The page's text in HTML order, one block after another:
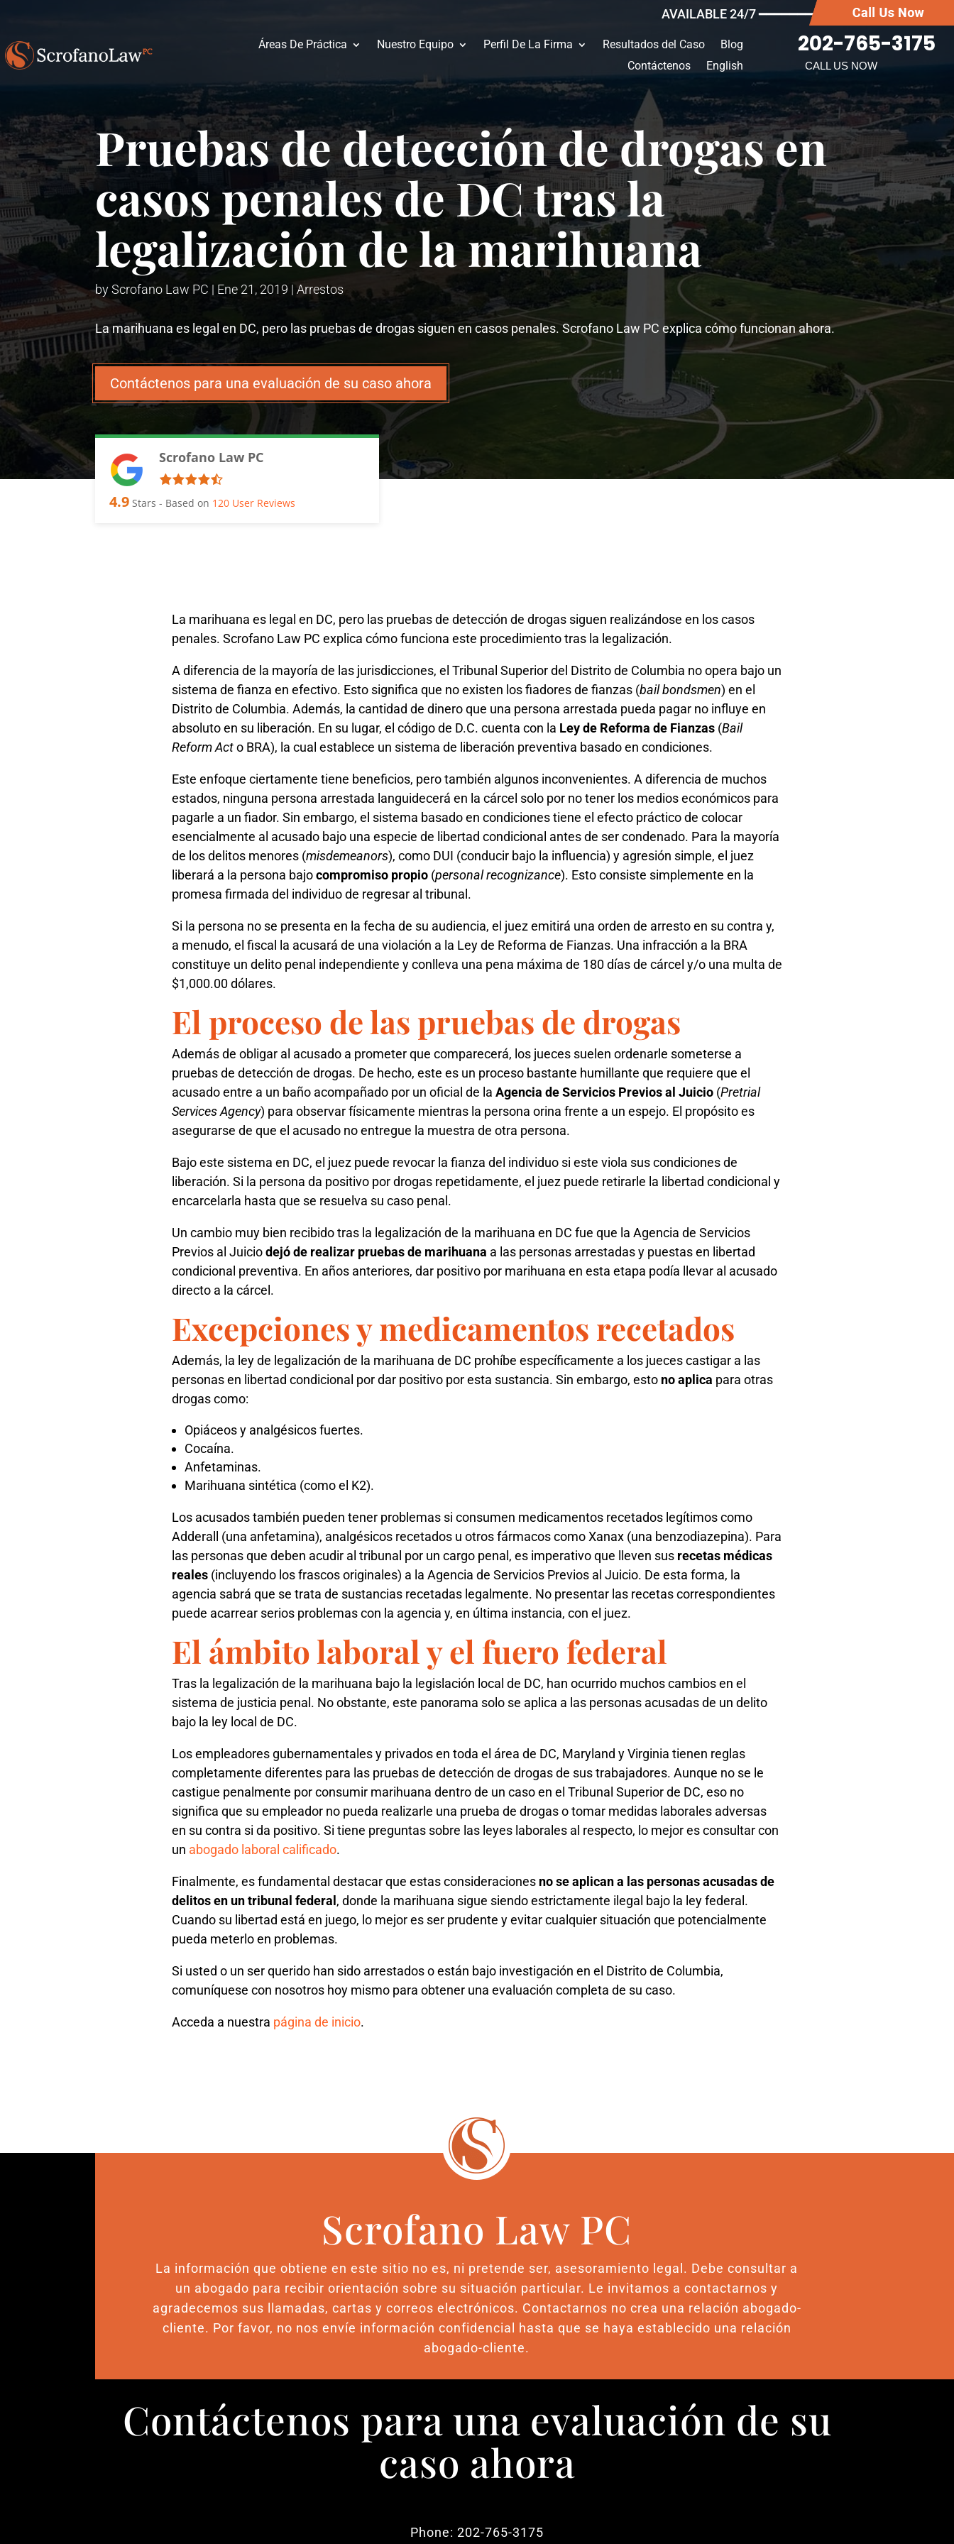
AVAILABLE 24/7 ━━━━━━━
Áreas De Práctica Nuestro Equipo Perfil De La Firma Resultados del Caso
Blog
Contáctenos
English
202-765-3175
CALL US NOW
Pruebas de detección de drogas en
casos penales de DC tras la
legalización de la marihuana
byScrofano Law PC | Ene 21, 2019 |Arrestos
La marihuana es legal en DC, pero las pruebas de drogas siguen en casos penales. Scrofano Law PC explica cómo funcionan ahora.
Contáctenos para una evaluación de su caso ahora
Scrofano Law PC
4.9 Stars - Based on 120 User Reviews
La marihuana es legal en DC, pero las pruebas de detección de drogas siguen realizándose en los casos
penales. Scrofano Law PC explica cómo funciona este procedimiento tras la legalización.
A diferencia de la mayoría de las jurisdicciones, el Tribunal Superior del Distrito de Columbia no opera bajo un
sistema de fianza en efectivo. Esto significa que no existen los fiadores de fianzas (bail bondsmen) en el
Distrito de Columbia. Además, la cantidad de dinero que una persona arrestada pueda pagar no influye en
absoluto en su liberación. En su lugar, el código de D.C. cuenta con la Ley de Reforma de Fianzas(Bail
Reform Acto BRA), la cual establece un sistema de liberación preventiva basado en condiciones.
Este enfoque ciertamente tiene beneficios, pero también algunos inconvenientes. A diferencia de muchos
estados, ninguna persona arrestada languidecerá en la cárcel solo por no tener los medios económicos para
pagarle a un fiador. Sin embargo, el sistema basado en condiciones tiene el efecto práctico de colocar
esencialmente al acusado bajo una especie de libertad condicional antes de ser condenado. Para la mayoría
de los delitos menores (misdemeanors), como DUI (conducir bajo la influencia) y agresión simple, el juez
liberará a la persona bajocompromiso propio(personal recognizance). Esto consiste simplemente en la
promesa firmada del individuo de regresar al tribunal.
Si la persona no se presenta en la fecha de su audiencia, el juez emitirá una orden de arresto en su contra y,
a menudo, el fiscal la acusará de una violación a la Ley de Reforma de Fianzas. Una infracción a la BRA
constituye un delito penal independiente y conlleva una pena máxima de 180 días de cárcel y/o una multa de
$1,000.00 dólares.
El proceso de las pruebas de drogas
Además de obligar al acusado a prometer que comparecerá, los jueces suelen ordenarle someterse a
pruebas de detección de drogas. De hecho, este es un proceso bastante humillante que requiere que el
acusado entre a un baño acompañado por un oficial de la Agencia de Servicios Previos al Juicio(Pretrial
Services Agency) para observar físicamente mientras la persona orina frente a un espejo. El propósito es
asegurarse de que el acusado no entregue la muestra de otra persona.
Bajo este sistema en DC, el juez puede revocar la fianza del individuo si este viola sus condiciones de
liberación. Si la persona da positivo por drogas repetidamente, el juez puede retirarle la libertad condicional y
encarcelarla hasta que se resuelva su caso penal.
Un cambio muy bien recibido tras la legalización de la marihuana en DC fue que la Agencia de Servicios
Previos al Juiciodejó de realizar pruebas de marihuana a las personas arrestadas y puestas en libertad
condicional preventiva. En años anteriores, dar positivo por marihuana en esta etapa podía llevar al acusado
directo a la cárcel.
Excepciones y medicamentos recetados
Además, la ley de legalización de la marihuana de DC prohíbe específicamente a los jueces castigar a las
personas en libertad condicional por dar positivo por esta sustancia. Sin embargo, esto no aplica para otras
drogas como:
Opiáceos y analgésicos fuertes.
Cocaína.
Anfetaminas.
Marihuana sintética (como el K2).
Los acusados también pueden tener problemas si consumen medicamentos recetados legítimos como
Adderall (una anfetamina), analgésicos recetados u otros fármacos como Xanax (una benzodiazepina). Para
las personas que deben acudir al tribunal por un cargo penal, es imperativo que lleven sus recetas médicas
reales(incluyendo los frascos originales) a la Agencia de Servicios Previos al Juicio. De esta forma, la
agencia sabrá que se trata de sustancias recetadas legalmente. No presentar las recetas correspondientes
puede acarrear serios problemas con la agencia y, en última instancia, con el juez.
El ámbito laboral y el fuero federal
Tras la legalización de la marihuana bajo la legislación local de DC, han ocurrido muchos cambios en el
sistema de justicia penal. No obstante, este panorama solo se aplica a las personas acusadas de un delito
bajo la ley local de DC.
Los empleadores gubernamentales y privados en toda el área de DC, Maryland y Virginia tienen reglas
completamente diferentes para las pruebas de detección de drogas de sus trabajadores. Aunque no se le
castigue penalmente por consumir marihuana dentro de un caso en el Tribunal Superior de DC, eso no
significa que su empleador no pueda realizarle una prueba de drogas o tomar medidas laborales adversas
en su contra si da positivo. Si tiene preguntas sobre las leyes laborales al respecto, lo mejor es consultar con
un abogado laboral calificado.
Finalmente, es fundamental destacar que estas consideraciones no se aplican a las personas acusadas de
delitos en un tribunal federal, donde la marihuana sigue siendo estrictamente ilegal bajo la ley federal.
Cuando su libertad está en juego, lo mejor es ser prudente y evitar cualquier situación que potencialmente
pueda meterlo en problemas.
Si usted o un ser querido han sido arrestados o están bajo investigación en el Distrito de Columbia,
comuníquese con nosotros hoy mismo para obtener una evaluación completa de su caso.
Acceda a nuestra página de inicio.
Scrofano Law PC
La información que obtiene en este sitio no es, ni pretende ser, asesoramiento legal. Debe consultar a
un abogado para recibir orientación sobre su situación particular. Le invitamos a contactarnos y
agradecemos sus llamadas, cartas y correos electrónicos. Contactarnos no crea una relación abogado-
cliente. Por favor, no nos envíe información confidencial hasta que se haya establecido una relación
abogado-cliente.
Contáctenos para una evaluación de su
caso ahora
Phone: 202-765-3175